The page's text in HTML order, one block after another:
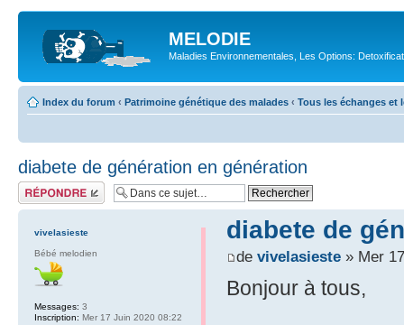
MELODIE
Maladies Environnementales, Les Options:
Index du forum ‹ Patrimoine génétique des malades ‹ Tous les échanges et
diabete de génération en génération
Répondre
diabete de
de vivelasieste» Mer
Bonjour à tous,
vivelasieste
Bébé melodien
Messages: 3
Inscription: Mer 17 Juin 2020 08:22